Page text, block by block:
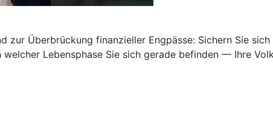
zur Überbrückung finanzieller Engpässe: Sichern Sie
Lebensphase Sie sich gerade befinden — Ihre